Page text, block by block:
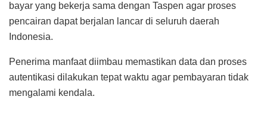
bayar yang bekerja sama dengan Taspen agar proses
pencairan dapat berjalan lancar di seluruh daerah
Indonesia.
Penerima manfaat diimbau memastikan data dan proses
autentikasi dilakukan tepat waktu agar pembayaran tidak
mengalami kendala.